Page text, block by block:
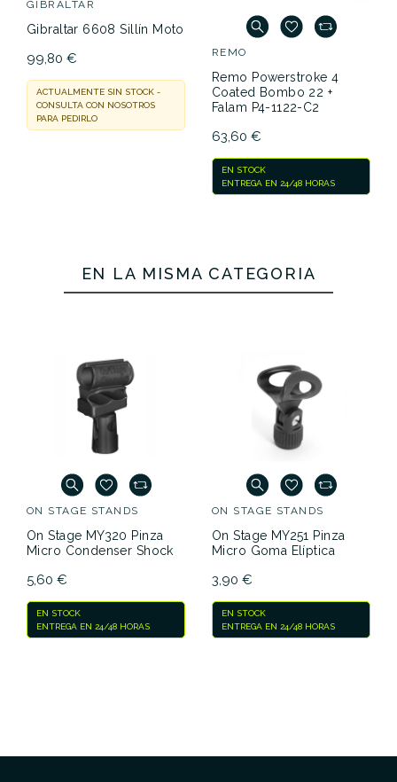
GIBRALTAR
Gibraltar 6608 Sillín Moto
99,80 €
ACTUALMENTE SIN STOCK -
CONSULTA CON NOSOTROS
PARA PEDIRLO
REMO
Remo Powerstroke 4
Coated Bombo 22 +
Falam P4-1122-C2
63,60 €
EN STOCK
ENTREGA EN 24/48 HORAS
EN LA MISMA CATEGORÍA
ON STAGE STANDS
On Stage MY320 Pinza
Micro Condenser Shock
5,60 €
EN STOCK
ENTREGA EN 24/48 HORAS
ON STAGE STANDS
On Stage MY251 Pinza
Micro Goma Elíptica
3,90 €
EN STOCK
ENTREGA EN 24/48 HORAS